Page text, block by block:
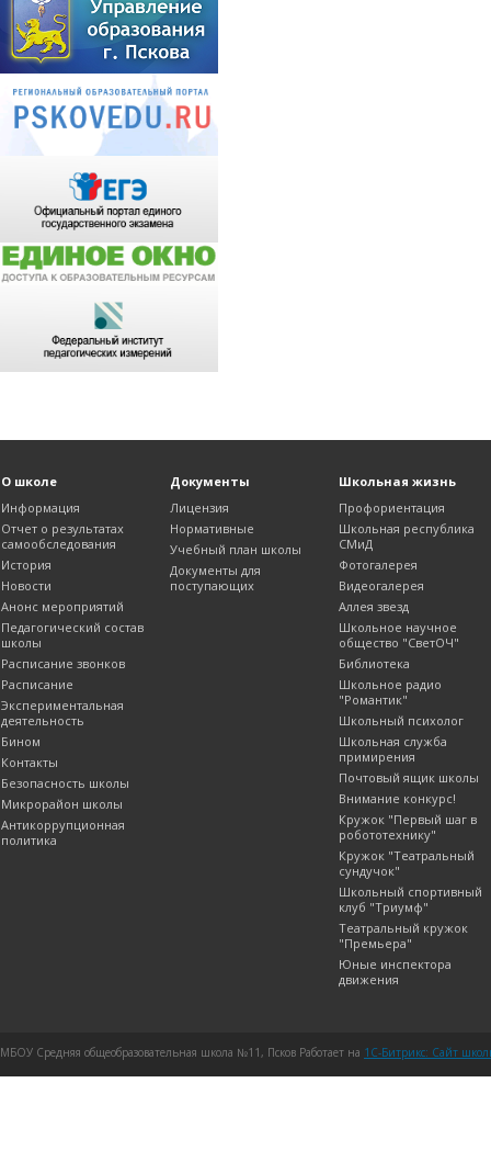
О школе
Информация
Отчет о результатах
самообследования
История
Новости
Анонс мероприятий
Педагогический состав
школы
Расписание звонков
Расписание
Экспериментальная
деятельность
Бином
Контакты
Безопасность школы
Микрорайон школы
Антикоррупционная
политика
Документы
Лицензия
Нормативные
Учебный план школы
Документы для
поступающих
Школьная жизнь
Профориентация
Школьная республика
СМиД
Фотогалерея
Видеогалерея
Аллея звезд
Школьное научное
общество "СветОЧ"
Библиотека
Школьное радио
"Романтик"
Школьный психолог
Школьная служба
примирения
Почтовый ящик школы
Внимание конкурс!
Кружок "Первый шаг в
робототехнику"
Кружок "Театральный
сундучок"
Школьный спортивный
клуб "Триумф"
Театральный кружок
"Премьера"
Юные инспектора
движения
МБОУ Средняя общеобразовательная школа №11, Псков Работает на 1C-Битрикс: Сайт